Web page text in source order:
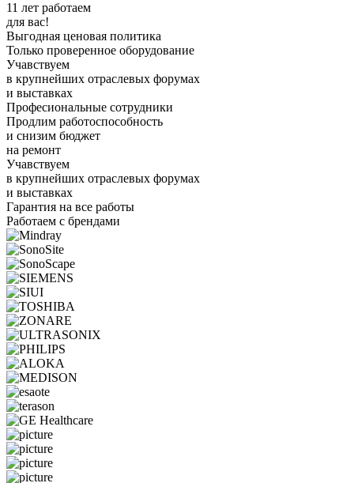
11 лет работаем
для вас!
Выгодная ценовая политика
Только проверенное оборудование
Учавствуем
в крупнейших отраслевых форумах
и выставках
Професиональные сотрудники
Продлим работоспособность
и снизим бюджет
на ремонт
Учавствуем
в крупнейших отраслевых форумах
и выставках
Гарантия на все работы
Работаем с брендами